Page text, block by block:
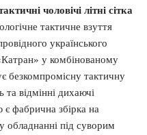
чоловічі літні сітка
тактичне взуття
українського
у комбінованому
безкомпромісну тактичну
та відмінні дихаючі
є фабрична збірка на
обладнанні під суворим